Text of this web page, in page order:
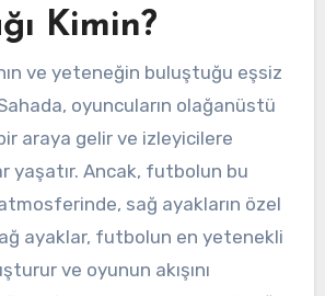
Kimin?
ve yeteneğin buluştuğu eşsiz
oyuncuların olağanüstü
araya gelir ve izleyicilere
yaşatır. Ancak, futbolun bu
sağ ayakların özel
ayaklar, futbolun en yetenekli
ve oyunun akışını